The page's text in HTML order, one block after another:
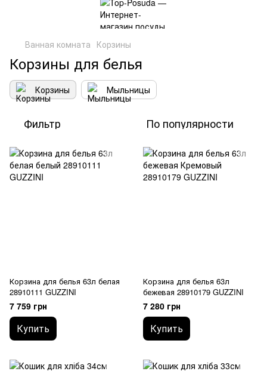
Ванная комната Корзины
Корзины для белья
Корзины Мыльницы
Фильтр По популярности
Корзина для белья 63л белая
28910111 GUZZINI
7 759 грн
Купить
Корзина для белья 63л
бежевая 28910179 GUZZINI
7 280 грн
Купить